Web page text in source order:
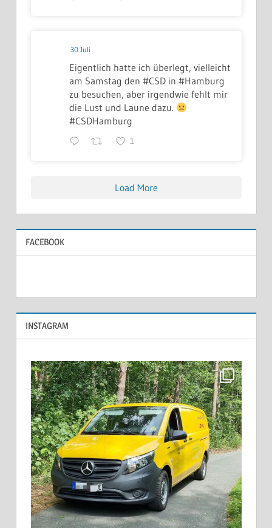
30 Juli
Eigentlich hatte ich überlegt, vielleicht
am Samstag den #CSD in #Hamburg
zu besuchen, aber irgendwie fehlt mir
die Lust und Laune dazu.
#CSDHamburg
1
Load More
FACEBOOK
INSTAGRAM